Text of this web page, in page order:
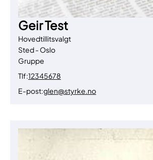
Geir Test
Hovedtillitsvalgt
Sted - Oslo
Gruppe
Tlf:12345678
E-post:glen@styrke.no